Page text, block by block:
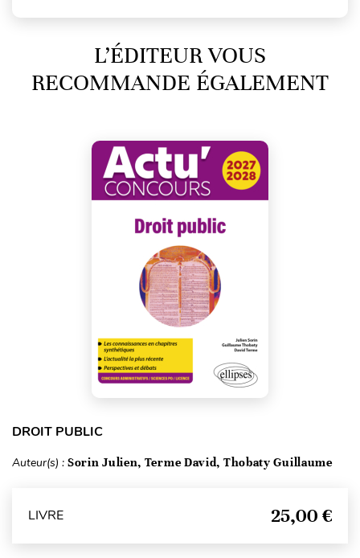
L’ÉDITEUR VOUS
RECOMMANDE ÉGALEMENT
DROIT PUBLIC
Auteur(s) : Sorin Julien, Terme David, Thobaty Guillaume
LIVRE 25,00 €